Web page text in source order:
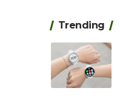
Trending